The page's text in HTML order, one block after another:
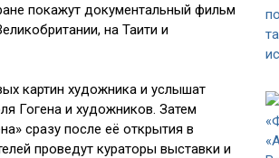
покажут документальный фильм
на Таити и
картин художника и услышат
Гогена и художников. Затем
сразу после её открытия в
проведут кураторы выставки и